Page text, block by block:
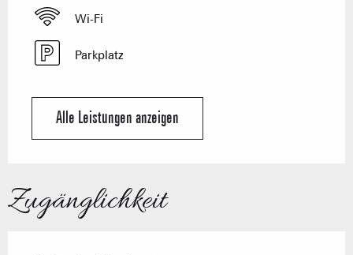
Wi-Fi
Parkplatz
Alle Leistungen anzeigen
Zugänglichkeit